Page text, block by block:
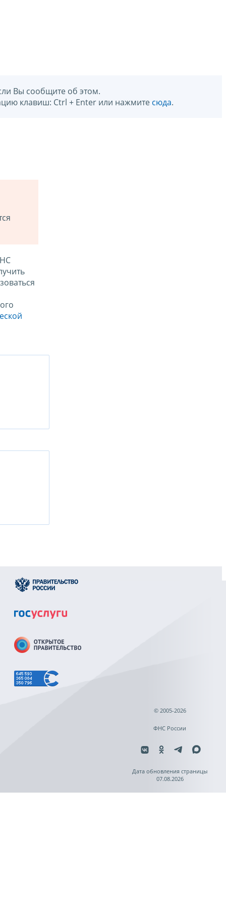
Вы сообщите об этом.
клавиш: Ctrl + Enter или нажмите сюда.
© 2005-2026
ФНС России
Дата обновления страницы
07.08.2026